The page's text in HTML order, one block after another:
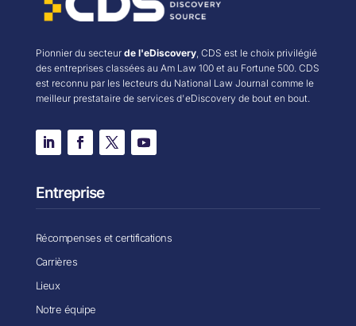
Pionnier du secteur de l'eDiscovery, CDS est le choix privilégié
des entreprises classées au Am Law 100 et au Fortune 500. CDS
est reconnu par les lecteurs du National Law Journal comme le
meilleur prestataire de services d'eDiscovery de bout en bout.
Entreprise
Récompenses et certifications
Carrières
Lieux
Notre équipe